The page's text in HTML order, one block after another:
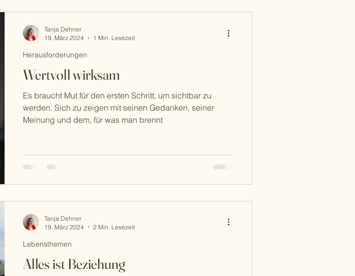
Wertvoll wirksam
Es braucht Mut für den ersten Schritt, um sichtbar zu
werden. Sich zu zeigen mit seinen Gedanken, seiner
Meinung und dem, für was man brennt
Herausforderungen
Tanja Dehner
19. März 2024
1 Min. Lesezeit
Alles ist Beziehung
Lebensthemen
Tanja Dehner
19. März 2024
2 Min. Lesezeit